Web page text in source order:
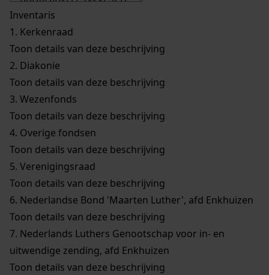
Inventaris
1. Kerkenraad
Toon details van deze beschrijving
2. Diakonie
Toon details van deze beschrijving
3. Wezenfonds
Toon details van deze beschrijving
4. Overige fondsen
Toon details van deze beschrijving
5. Verenigingsraad
Toon details van deze beschrijving
6. Nederlandse Bond 'Maarten Luther', afd Enkhuizen
Toon details van deze beschrijving
7. Nederlands Luthers Genootschap voor in- en
uitwendige zending, afd Enkhuizen
Toon details van deze beschrijving